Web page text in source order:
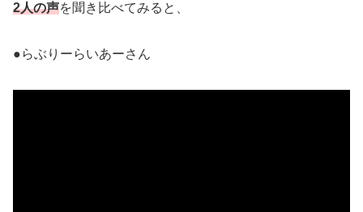
2人の声を聞き比べてみると、
●らぶりーらいあーさん